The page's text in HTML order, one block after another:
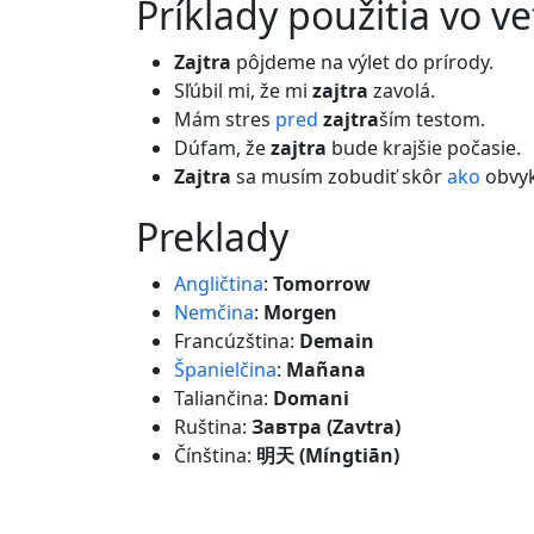
príklady použitia vo
Zajtra pôjdeme na výlet do prírody.
Sľúbil mi, že mi zajtra zavolá.
Mám stres pred zajtraším testom.
Dúfam, žezajtra bude krajšie počasie.
Zajtra sa musím zobudiť skôrako
preklady
Angličtina: Tomorrow
Nemčina: Morgen
Francúzština: Demain
Španielčina: Mañana
Taliančina: Domani
Ruština: Завтра (Zavtra)
Čínština: 明天 (Míngtiān)